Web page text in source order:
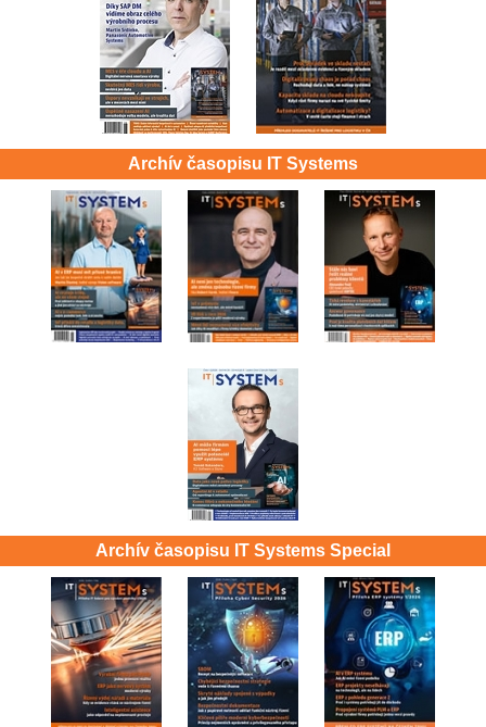
Archív časopisu IT Systems
Archív časopisu IT Systems Special